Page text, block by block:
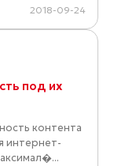
2018-09-24
под их
контента
интернет-